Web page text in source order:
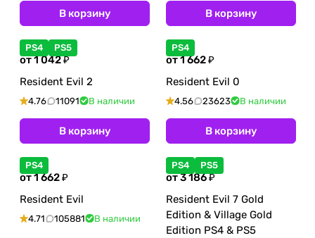
В корзину В корзину
PS4 PS5
от 1 042 ₽
Resident Evil 2
4.76 11091 В наличии
В корзину
PS4
от 1 662 ₽
Resident Evil 0
4.56 23623 В наличии
В корзину
PS4
от 1 662 ₽
Resident Evil
4.71 105881 В наличии
PS4 PS5
от 3 186 ₽
Resident Evil 7 Gold
Edition & Village Gold
Edition PS4 & PS5